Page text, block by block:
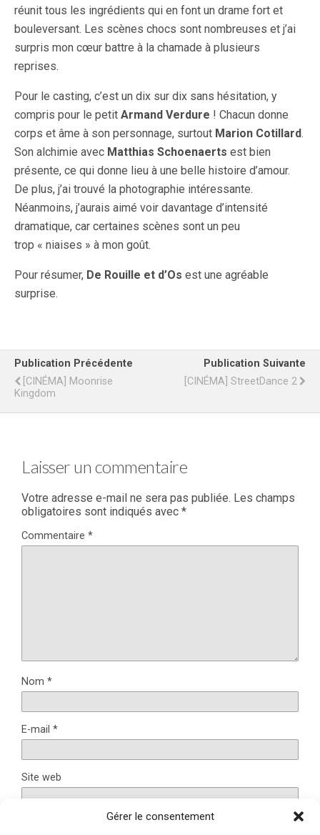
Gérer le consentement
réunit tous les ingrédients qui en font un drame fort et
bouleversant. Les scènes chocs sont nombreuses et j’ai
surpris mon cœur battre à la chamade à plusieurs
reprises.
Pour le casting, c’est un dix sur dix sans hésitation, y
compris pour le petit Armand Verdure ! Chacun donne
corps et âme à son personnage, surtout Marion Cotillard.
Son alchimie avec Matthias Schoenaerts est bien
présente, ce qui donne lieu à une belle histoire d’amour.
De plus, j’ai trouvé la photographie intéressante.
Néanmoins, j’aurais aimé voir davantage d’intensité
dramatique, car certaines scènes sont un peu
trop « niaises » à mon goût.
Pour résumer, De Rouille et d’Os est une agréable
surprise.
Publication Précédente
[CINÉMA] Moonrise
Kingdom
Publication Suivante
[CINÉMA] StreetDance 2
Laisser un commentaire
Votre adresse e-mail ne sera pas publiée. Les champs
obligatoires sont indiqués avec *
Commentaire *
Nom *
E-mail *
Site web